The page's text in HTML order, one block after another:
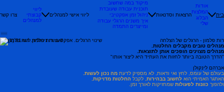
בית
אודות
המלצות
הבלוג
שלי
הרצאות וסדנאות
מיקוד במה שחשוב
תוכנית עבודה שעובדת
ניהול זמן אפקטיבי
איך משנים הרגלי עבודה
ומייצרים התמדה
ליווי אישי למנהלים
ליווי
קבוצתי
למנהלים
צרו קשר
רות פלמון - הרגלים של הצלחה
מנהלים טובים מקבלים החלטות.
מנהלים מצוינים הופכים אותן לתוצאות.
"הדרך הטובה ביותר לחזות את העתיד היא ליצור אותו"
אברהם לינקולן
בעולם של עומס, לחץ ואי ודאות, לא מספיק לדעת מה נכון לעשות.
האתגר האמיתי הוא לחשוב בבהירות , לקבל החלטות מדויקות
ולהפוך כוונות לפעולות שמחזיקות לאורך זמן.